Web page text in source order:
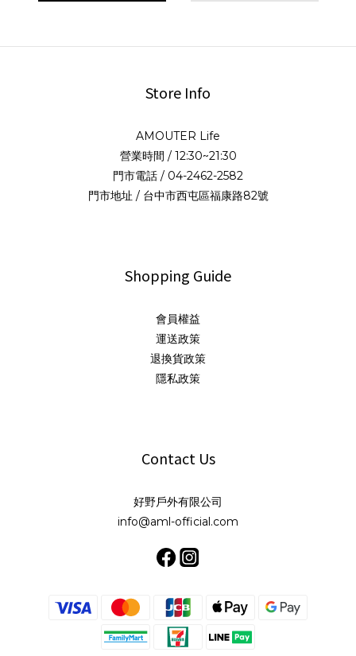
Store Info
AMOUTER Life
營業時間 / 12:30~21:30
門市電話 / 04-2462-2582
門市地址 / 台中市西屯區福康路82號
Shopping Guide
會員權益
運送政策
退換貨政策
隱私政策
Contact Us
好野戶外有限公司
info@aml-official.com